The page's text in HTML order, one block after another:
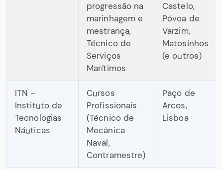
progressão na
marinhagem e
mestrança,
Técnico de
Serviços
Marítimos
Castelo,
Póvoa de
Varzim,
Matosinhos
(e outros)
ITN –
Instituto de
Tecnologias
Náuticas
Cursos
Profissionais
(Técnico de
Mecânica
Naval,
Contramestre)
Paço de
Arcos,
Lisboa